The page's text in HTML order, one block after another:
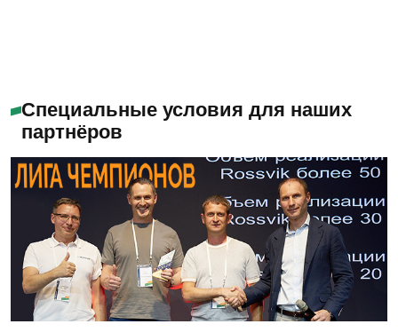
Специальные условия для наших
партнёров